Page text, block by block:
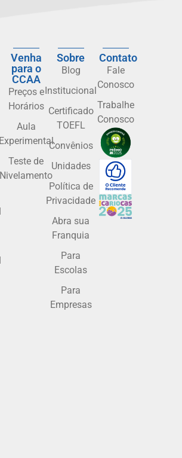
Venha
para o
CCAA
Preços e
Horários
Aula
Experimental
Teste de
Nivelamento
Sobre
Blog
Institucional
Certificado
TOEFL
Convênios
Unidades
Política de
Privacidade
Abra sua
Franquia
Para
Escolas
Para
Empresas
Contato
Fale
Conosco
Trabalhe
Conosco